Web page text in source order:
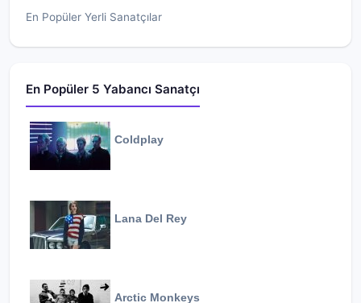
En Popüler Yerli Sanatçılar
En Popüler 5 Yabancı Sanatçı
Coldplay
Lana Del Rey
Arctic Monkeys